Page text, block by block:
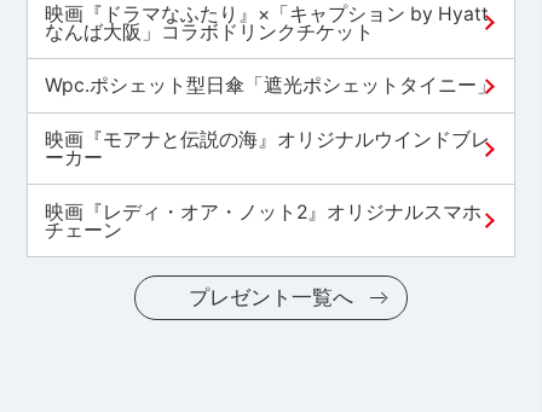
映画『ドラマなふたり』×「キャプション by Hyatt
なんば大阪」コラボドリンクチケット
Wpc.ポシェット型日傘「遮光ポシェットタイニー」
映画『モアナと伝説の海』オリジナルウインドブレ
ーカー
映画『レディ・オア・ノット2』オリジナルスマホ
チェーン
プレゼント一覧へ